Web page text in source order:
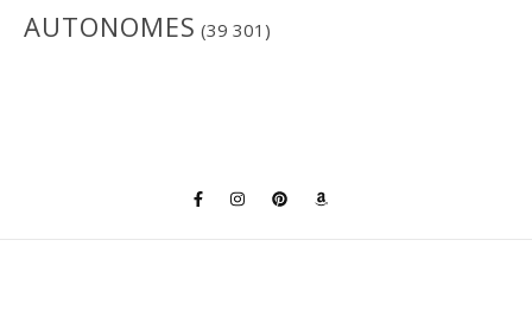
AUTONOMES (39 301)